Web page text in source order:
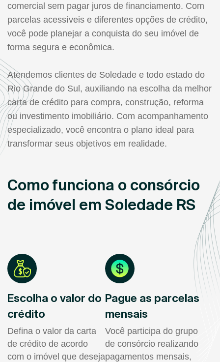
comercial sem pagar juros de financiamento. Com
parcelas acessíveis e diferentes opções de crédito,
você pode planejar a conquista do seu imóvel de
forma segura e econômica.
Atendemos clientes de Soledade e todo estado do
Rio Grande do Sul, auxiliando na escolha da melhor
carta de crédito para compra, construção, reforma
ou investimento imobiliário. Com acompanhamento
especializado, você encontra o plano ideal para
transformar seus objetivos em realidade.
Como funciona o consórcio
de imóvel em Soledade RS
Escolha o valor do
crédito
Defina o valor da carta
de crédito de acordo
com o imóvel que deseja
Pague as parcelas
mensais
Você participa do grupo
de consórcio realizando
pagamentos mensais,